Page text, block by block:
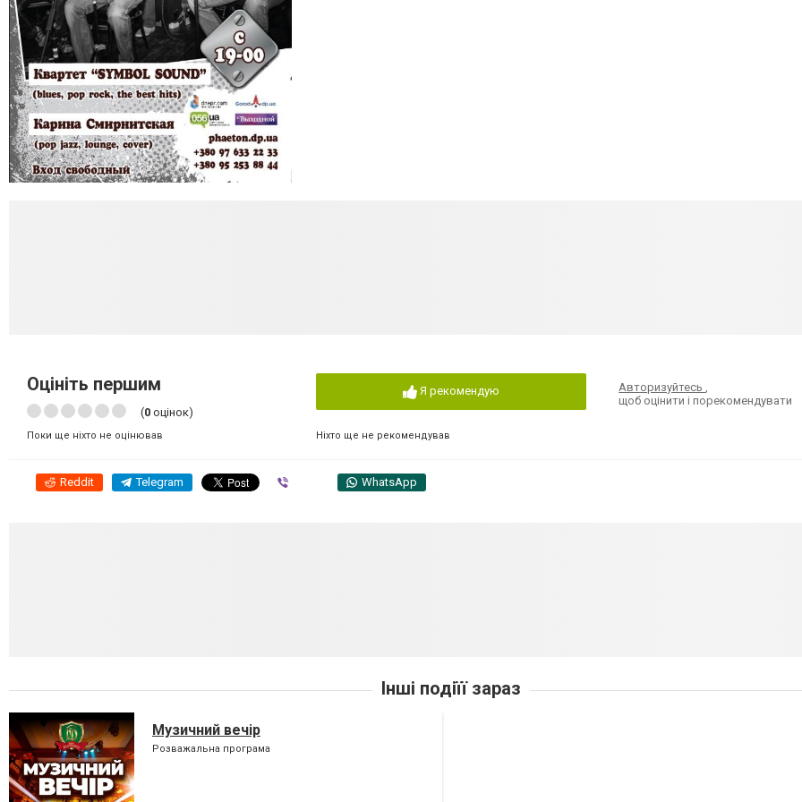
Оцініть першим
(0 оцінок)
Поки ще ніхто не оцінював
Я рекомендую
Ніхто ще не рекомендував
Авторизуйтесь,
щоб оцінити і порекомендувати
Reddit Telegram WhatsApp
Інші подіїї зараз
Музичний вечір
Розважальна програма